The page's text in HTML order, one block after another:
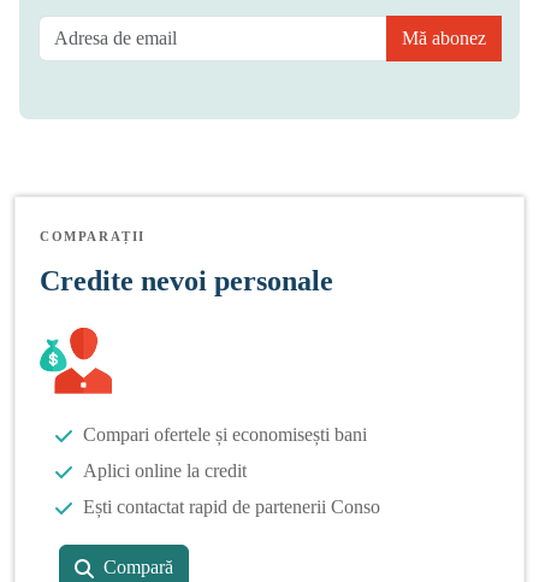
Mă abonez
COMPARAȚII
Credite nevoi personale
Compari ofertele și economisești bani
Aplici online la credit
Ești contactat rapid de partenerii Conso
Compară